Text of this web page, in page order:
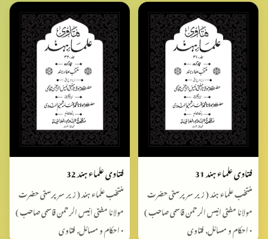
فتاوی علماء ہند 31
منتخب علماء ہند ( زیر سرپرستی حضرت
مولانا مفتی انیس الرحمن قاسمی صاحب )
• احکام و مسائل, فتاوی
فتاوی علماء ہند 32
منتخب علماء ہند ( زیر سرپرستی حضرت
مولانا مفتی انیس الرحمن قاسمی صاحب )
• احکام و مسائل, فتاوی